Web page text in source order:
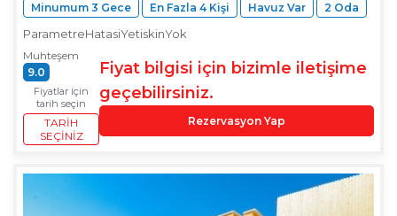
Minumum 3 Gece En Fazla 4 Kişi Havuz Var 2 Oda
ParametreHatasiYetiskinYok
Muhteşem
9.0
Fiyatlar için
tarih seçin
TARIH
SEÇINIZ
Fiyat bilgisi için bizimle iletişime
geçebilirsiniz.
Rezervasyon Yap